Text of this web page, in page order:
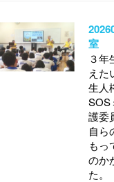
室
３年
えた
生人
SOS
護委
自ら
もっ
のか
た。